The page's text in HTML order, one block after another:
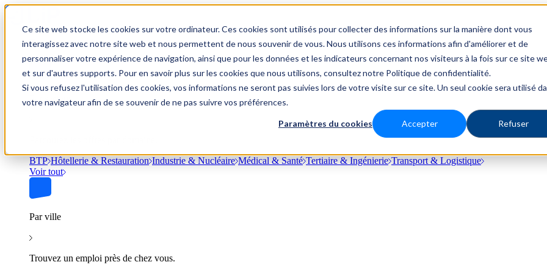
Ce site web stocke les cookies sur votre ordinateur. Ces cookies sont utilisés pour collecter des informations sur la manière dont vous
interagissez avec notre site web et nous permettent de nous souvenir de vous. Nous utilisons ces informations afin d'améliorer et de
personnaliser votre expérience de navigation, ainsi que pour les données et les indicateurs concernant nos visiteurs à la fois sur ce site
et sur d'autres supports. Pour en savoir plus sur les cookies que nous utilisons, consultez notre Politique de confidentialité.
Si vous refusez l'utilisation des cookies, vos informations ne seront pas suivies lors de votre visite sur ce site. Un seul cookie sera utilisé
votre navigateur afin de se souvenir de ne pas suivre vos préférences.
Paramètres du cookies Accepter Refuser
Trouver un emploi
Par secteur
BTP Hôtellerie & Restauration Industrie & Nucléaire Médical & Santé Tertiaire & Ingénierie Transport & Logistique
Voir tout
Par ville
Trouvez un emploi près de chez vous.